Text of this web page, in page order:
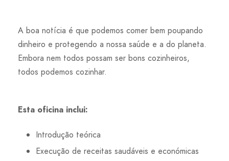
A boa notícia é que podemos comer bem poupando
dinheiro e protegendo a nossa saúde e a do planeta.
Embora nem todos possam ser bons cozinheiros,
todos podemos cozinhar.
Esta oficina inclui:
Introdução teórica
Execução de receitas saudáveis e económicas